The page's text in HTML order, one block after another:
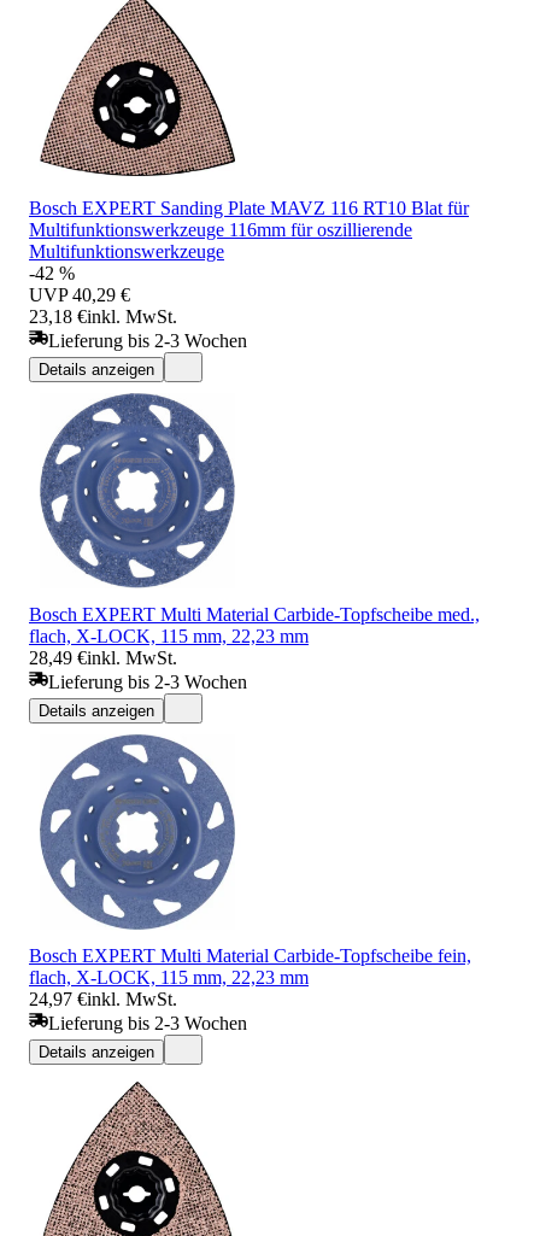
Bosch EXPERT Sanding Plate MAVZ 116 RT10 Blat für
Multifunktionswerkzeuge 116mm für oszillierende
Multifunktionswerkzeuge
-42 %
UVP 40,29 €
23,18 €inkl. MwSt.
Lieferung bis 2-3 Wochen
Details anzeigen
Bosch EXPERT Multi Material Carbide-Topfscheibe med.,
flach, X-LOCK, 115 mm, 22,23 mm
28,49 €inkl. MwSt.
Lieferung bis 2-3 Wochen
Details anzeigen
Bosch EXPERT Multi Material Carbide-Topfscheibe fein,
flach, X-LOCK, 115 mm, 22,23 mm
24,97 €inkl. MwSt.
Lieferung bis 2-3 Wochen
Details anzeigen